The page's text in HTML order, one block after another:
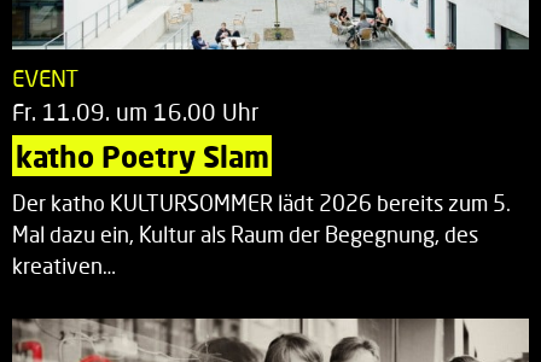
EVENT
Fr. 11.09. um 16.00 Uhr
katho Poetry Slam
Der katho KULTURSOMMER lädt 2026 bereits zum 5.
Mal dazu ein, Kultur als Raum der Begegnung, des
kreativen…